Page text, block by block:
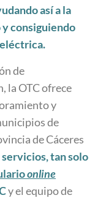
así a la
consiguiendo
de
la OTC ofrece
y
de
de Cáceres
tan solo
online
y el equipo de